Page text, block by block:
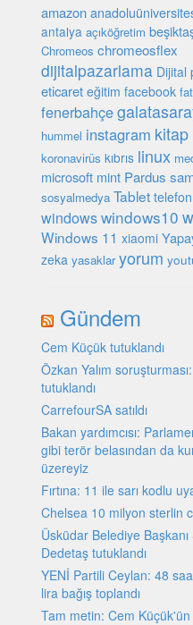
amazon
antalya açıköğretim
Chromeos chromeosflex
dijitalpazarlama Dijital
eticaret eğitim facebook
fenerbahçe
hummel instagram kitap
koronavirüs kıbrıs linux
microsoft mint Pardus
sosyalmedya Tablet telefon
windowswindows10
Windows 11 xiaomi
zeka yasaklar yorum
Gündem
Cem Küçük tutuklandı
Özkan Yalım
tutuklandı
CarrefourSA satıldı
Bakan yardımcısı:
gibi terör belasından da
üzereyiz
Fırtına: 11 ile sarı kodlu
Chelsea 10 milyon sterlin
Üsküdar Belediye Başkanı
Dedetaş tutuklandı
YENİ Partili Ceylan: 48
lira bağış toplandı
Tam metin: Cem Küçük'ün